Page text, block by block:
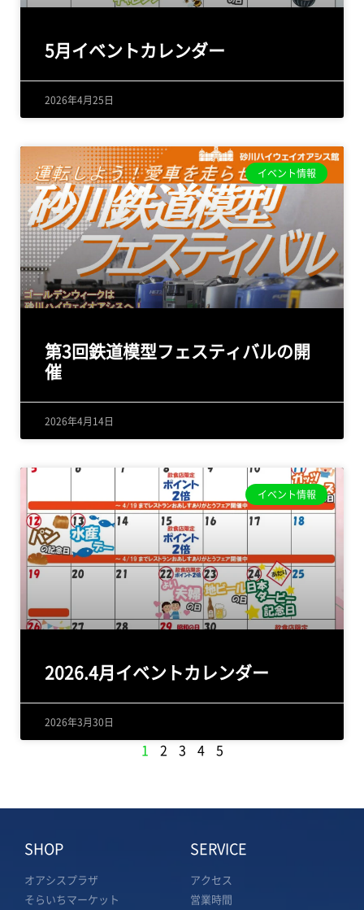
5月イベントカレンダー
2026年4月25日
イベント情報
第3回鉄道模型フェスティバルの開
催
2026年4月14日
イベント情報
2026.4月イベントカレンダー
2026年3月30日
1 2 3 4 5
SHOP
オアシスプラザ
そらいちマーケット
SERVICE
アクセス
営業時間